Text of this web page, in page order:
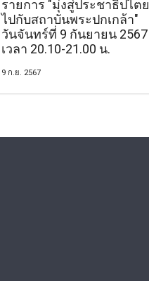
รายการ "มุ่งสู่ประชาธิปไตย
ไปกับสถาบันพระปกเกล้า"
วันจันทร์ที่ 9 กันยายน 2567
เวลา 20.10-21.00 น.
9 ก.ย. 2567